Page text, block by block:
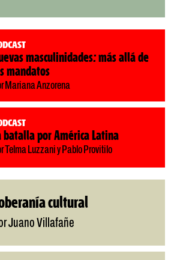
masculinidades: más allá de
mandatos
Mariana Anzorena
batalla por América Latina
Telma Luzzani y Pablo Provitilo
cultural
Juano Villafañe